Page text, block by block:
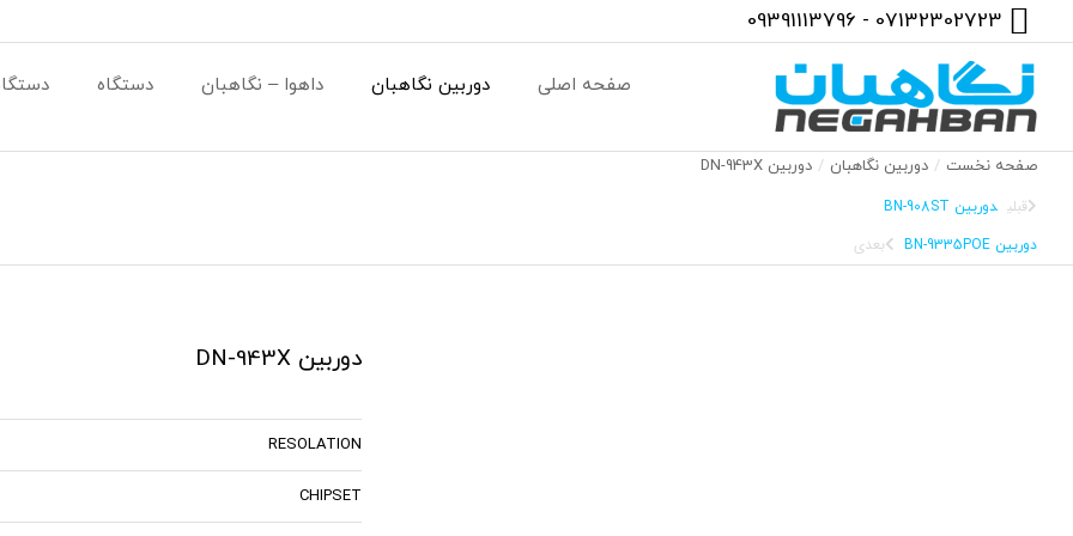
07132302723 - 09391113796
صفحه اصلی دوربین نگاهبان داهوا – نگاهبان دستگاه
مکان شما:
صفحه نخست دوربین نگاهبان دوربین DN-943X
قبلی دوربین BN-908ST
دوربین BN-9335POE
بعدی
دوربین DN-943X
RESOLATION
CHIPSET